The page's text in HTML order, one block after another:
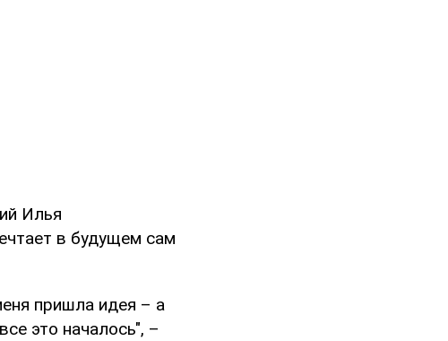
Илья
в будущем сам
пришла идея – а
это началось", –